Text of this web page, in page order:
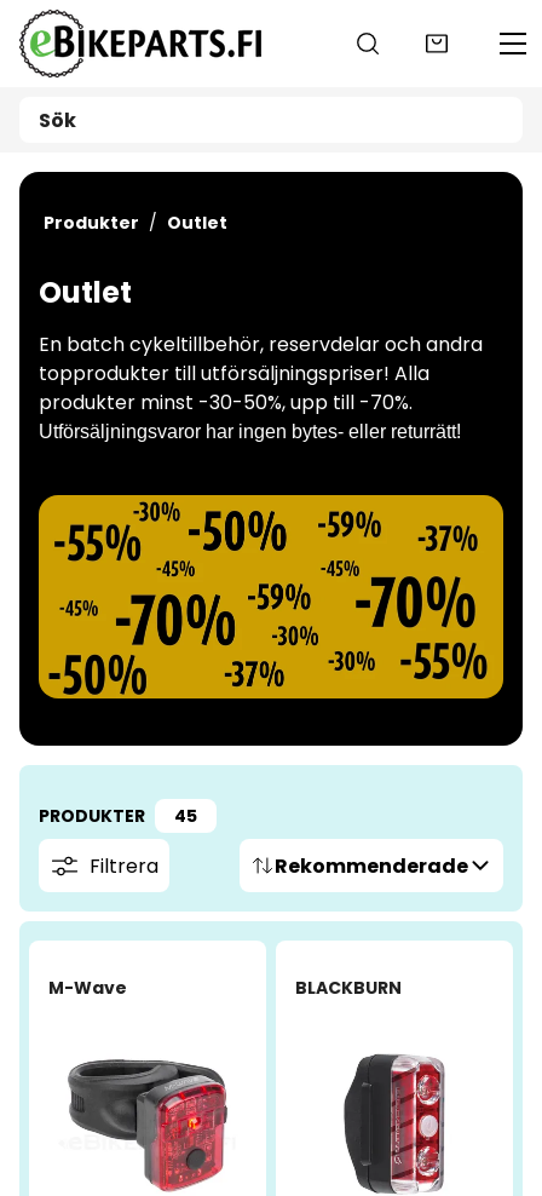
Gå till huvudinnehåll
Produkter Outlet
Outlet
En batch cykeltillbehör, reservdelar och andra
topprodukter till utförsäljningspriser! Alla
produkter minst -30-50%, upp till -70%.
Utförsäljningsvaror har ingen bytes- eller returrätt!
PRODUKTER 45
Filtrera Rekommenderade
M-Wave
-55%
BLACKBURN
-29%